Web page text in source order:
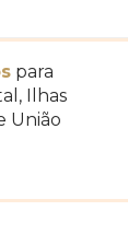
para
Ilhas
União